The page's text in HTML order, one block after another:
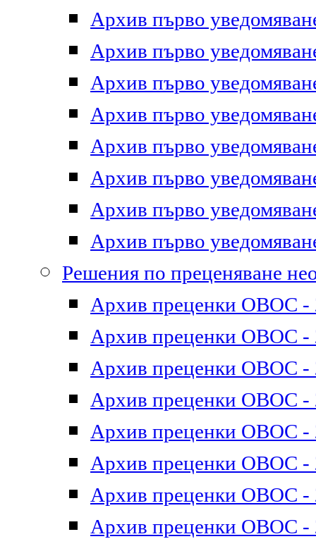
Архив първо
Архив първо
Архив първо
Архив първо
Архив първо
Архив първо
Архив първо
Архив първо
Решения по преценяване
Архив преценки ОВОС -
Архив преценки ОВОС -
Архив преценки ОВОС -
Архив преценки ОВОС -
Архив преценки ОВОС -
Архив преценки ОВОС -
Архив преценки ОВОС -
Архив преценки ОВОС -